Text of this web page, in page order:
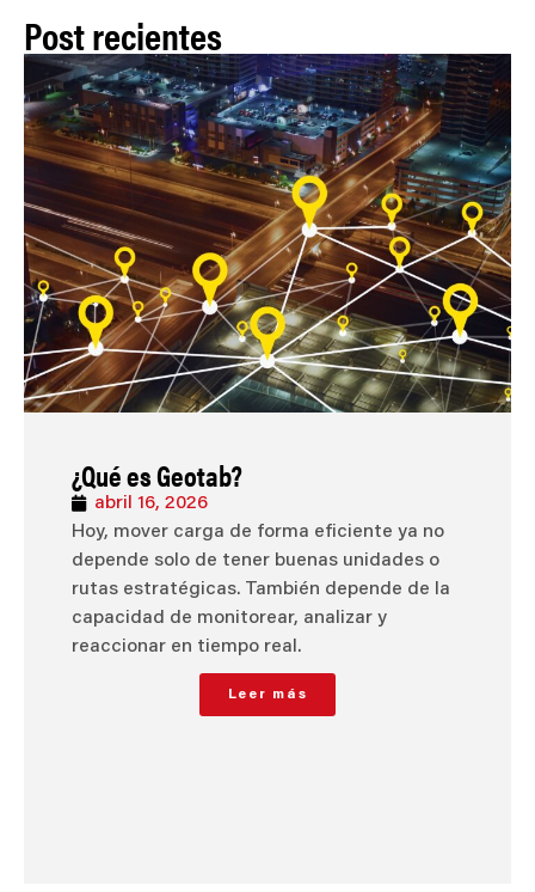
Post recientes
¿Qué es Geotab?
abril 16, 2026
Hoy, mover carga de forma eficiente ya no
depende solo de tener buenas unidades o
rutas estratégicas. También depende de la
capacidad de monitorear, analizar y
reaccionar en tiempo real.
Leer más